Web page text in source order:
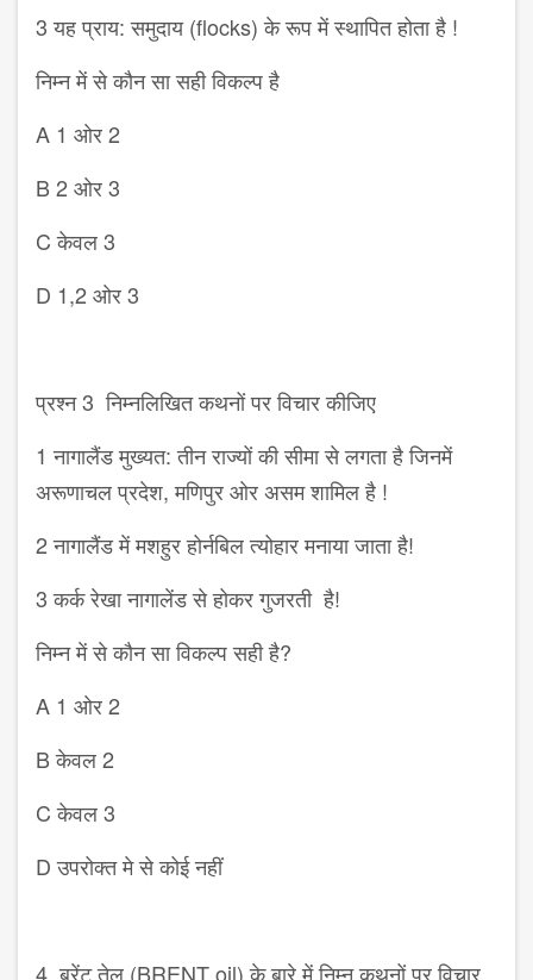
3 यह प्राय: समुदाय (flocks) के रूप में स्थापित होता है !
निम्न में से कौन सा सही विकल्प है
A 1 ओर 2
B 2 ओर 3
C केवल 3
D 1,2 ओर 3
प्रश्न 3 निम्नलिखित कथनों पर विचार कीजिए
1 नागालैंड मुख्यत: तीन राज्यों की सीमा से लगता है जिनमें
अरूणाचल प्रदेश, मणिपुर ओर असम शामिल है !
2 नागालैंड में मशहुर होर्नबिल त्योहार मनाया जाता है!
3 कर्क रेखा नागालेंड से होकर गुजरती है!
निम्न में से कौन सा विकल्प सही है?
A 1 ओर 2
B केवल 2
C केवल 3
D उपरोक्त मे से कोई नहीं
4. ब्रेंट तेल (BRENT oil) के बारे में निम्न कथनों पर विचार